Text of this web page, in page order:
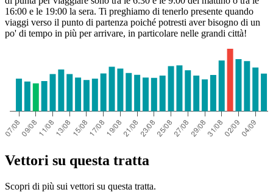
16:00 e le 19:00 la sera. Ti preghiamo di tenerlo presente quando
viaggi verso il punto di partenza poiché potresti aver bisogno di un
po' di tempo in più per arrivare, in particolare nelle grandi città!
Vettori su questa tratta
Scopri di più sui vettori su questa tratta.